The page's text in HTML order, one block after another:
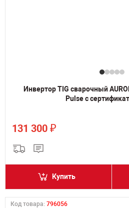
Инвертор TIG сварочный
Pulse с
131 300 ₽
Купить
Код товара: 796056